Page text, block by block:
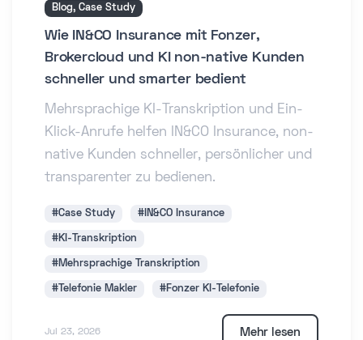
Blog, Case Study
Wie IN&CO Insurance mit Fonzer,
Brokercloud und KI non-native Kunden
schneller und smarter bedient
Mehrsprachige KI-Transkription und Ein-
Klick-Anrufe helfen IN&CO Insurance, non-
native Kunden schneller, persönlicher und
transparenter zu bedienen.
#Case Study #IN&CO Insurance
#KI-Transkription
#Mehrsprachige Transkription
#Telefonie Makler #Fonzer KI-Telefonie
Jul 23, 2026 Mehr lesen